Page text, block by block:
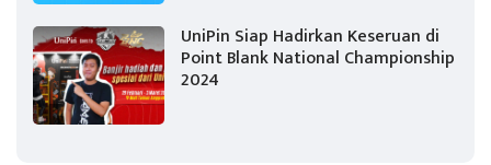
UniPin Siap Hadirkan Keseruan di
Point Blank National Championship
2024